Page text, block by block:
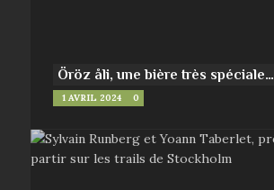
Öröz åli, une bière très spéciale…
1 AVRIL 2024 0